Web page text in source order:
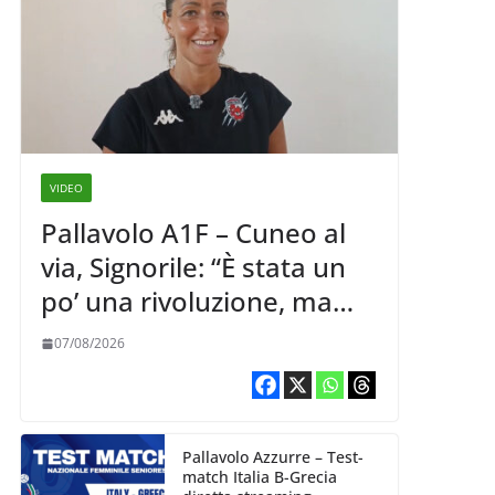
VIDEO
Pallavolo A1F – Cuneo al
via, Signorile: “È stata un
po’ una rivoluzione, ma
abbiamo le idee chiare siu
cosa vogliamo fare”
07/08/2026
Pallavolo Azzurre – Test-
match Italia B-Grecia